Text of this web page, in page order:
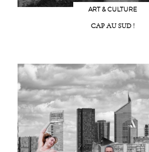
ART & CULTURE
CAP AU SUD !